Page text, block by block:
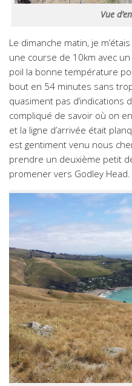
Vue
Le dimanche matin, je
une course de 10km avec un
poil la bonne température
bout en 54 minutes sans
quasiment pas d’indications
compliqué de savoir où on
et la ligne d’arrivée était
est gentiment venu nous
prendre un deuxième petit
promener vers Godley Head.